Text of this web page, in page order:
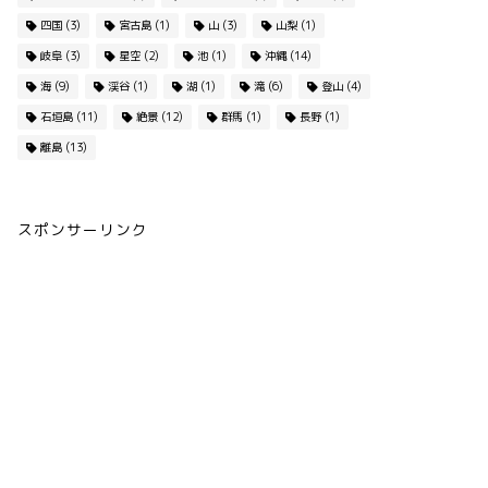
四国(3) 宮古島(1) 山(3) 山梨(1)
岐阜(3) 星空(2) 池(1) 沖縄(14)
海(9) 渓谷(1) 湖(1) 滝(6) 登山(4)
石垣島(11) 絶景(12) 群馬 (1) 長野(1)
離島(13)
スポンサーリンク